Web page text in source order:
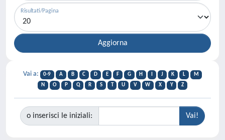
Risultati/Pagina
Vai a: 0-9 A B C D E F G H J K L
M
N
O P Q R S T U V W X Y Z
o inserisci le iniziali: